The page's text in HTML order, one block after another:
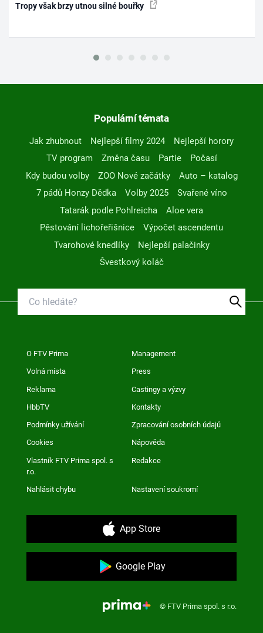
Tropy však brzy utnou silné bouřky
Populární témata
Jak zhubnout Nejlepší filmy 2024
Nejlepší horory
TV program
Změna času Partie
Počasí
Kdy budou volby
ZOO Nové začátky
Auto – katalog
7 pádů Honzy Dědka
Volby 2025
Svařené víno
Tatarák podle Pohlreicha
Aloe vera
Pěstování lichořeřišnice
Výpočet ascendentu
Tvarohové knedlíky
Nejlepší palačinky
Švestkový koláč
O FTV Prima Management
Volná místa Press
Reklama Castingy a výzvy
HbbTV Kontakty
Podmínky užívání Zpracování osobních údajů
Cookies Nápověda
Vlastník FTV Prima spol. s
r.o.
Redakce
Nahlásit chybu Nastavení soukromí
App Store
Google Play
© FTV Prima spol. s r.o.